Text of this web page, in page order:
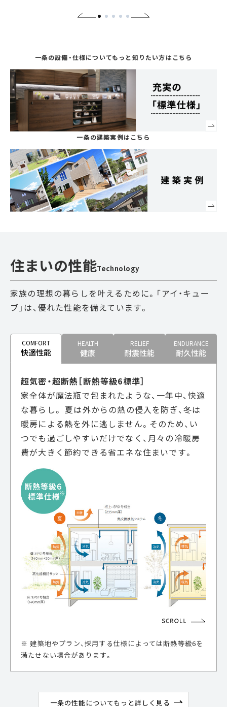
一条の設備・仕様についてもっと知りたい方はこちら
一条の建築実例はこちら
住まいの性能Technology
家族の理想の暮らしを叶えるために。「アイ・キュー
ブ」は、優れた性能を備えています。
COMFORT
快適性能
HEALTH
健康
RELIEF
耐震性能
ENDURANCE
耐久性能
超気密・超断熱［断熱等級6標準］
家全体が魔法瓶で包まれたような、一年中、快適
な暮らし。 夏は外からの熱の侵入を防ぎ、冬は
暖房による熱を外に逃しません。そのため、い
つでも過ごしやすいだけでなく、月々の冷暖房
費が大きく節約できる省エネな住まいです。
※ 建築地やプラン、採用する仕様によっては断熱等級6を
満たせない場合があります。
一条の性能についてもっと詳しく見る